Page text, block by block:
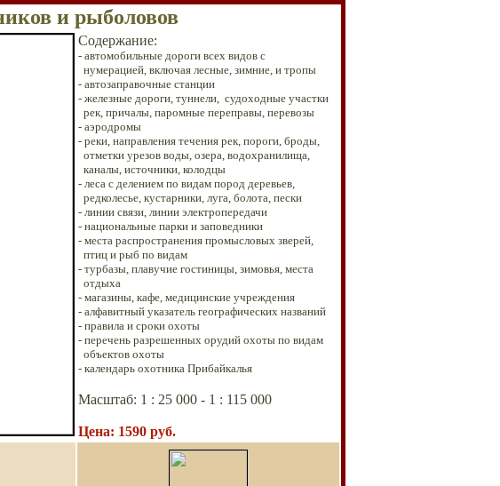
и рыболовов
Содержание:
- автомобильные дороги всех видов с
нумерацией,включая лесные, зимние, и тропы
- автозаправочные станции
- железные дороги, туннели, судоходные участки
рек, причалы, паромные переправы, перевозы
- аэродромы
- реки, направления течения рек, пороги, броды,
отметки урезов воды, озера, водохранилища,
каналы, источники, колодцы
- леса с делением по видам пород деревьев,
редколесье, кустарники, луга, болота, пески
- линии связи, линии электропередачи
- национальные парки и заповедники
- места распространения промысловых зверей,
птиц и рыб по видам
- турбазы, плавучие гостиницы, зимовья, места
отдыха
- магазины, кафе, медицинские учреждения
- алфавитный указатель географических названий
- правила и сроки охоты
- перечень разрешенных орудий охоты по видам
объектов охоты
- календарь охотника Прибайкалья
Масштаб: 1 : 25 000 - 1 : 115 000
Цена: 1590 руб.